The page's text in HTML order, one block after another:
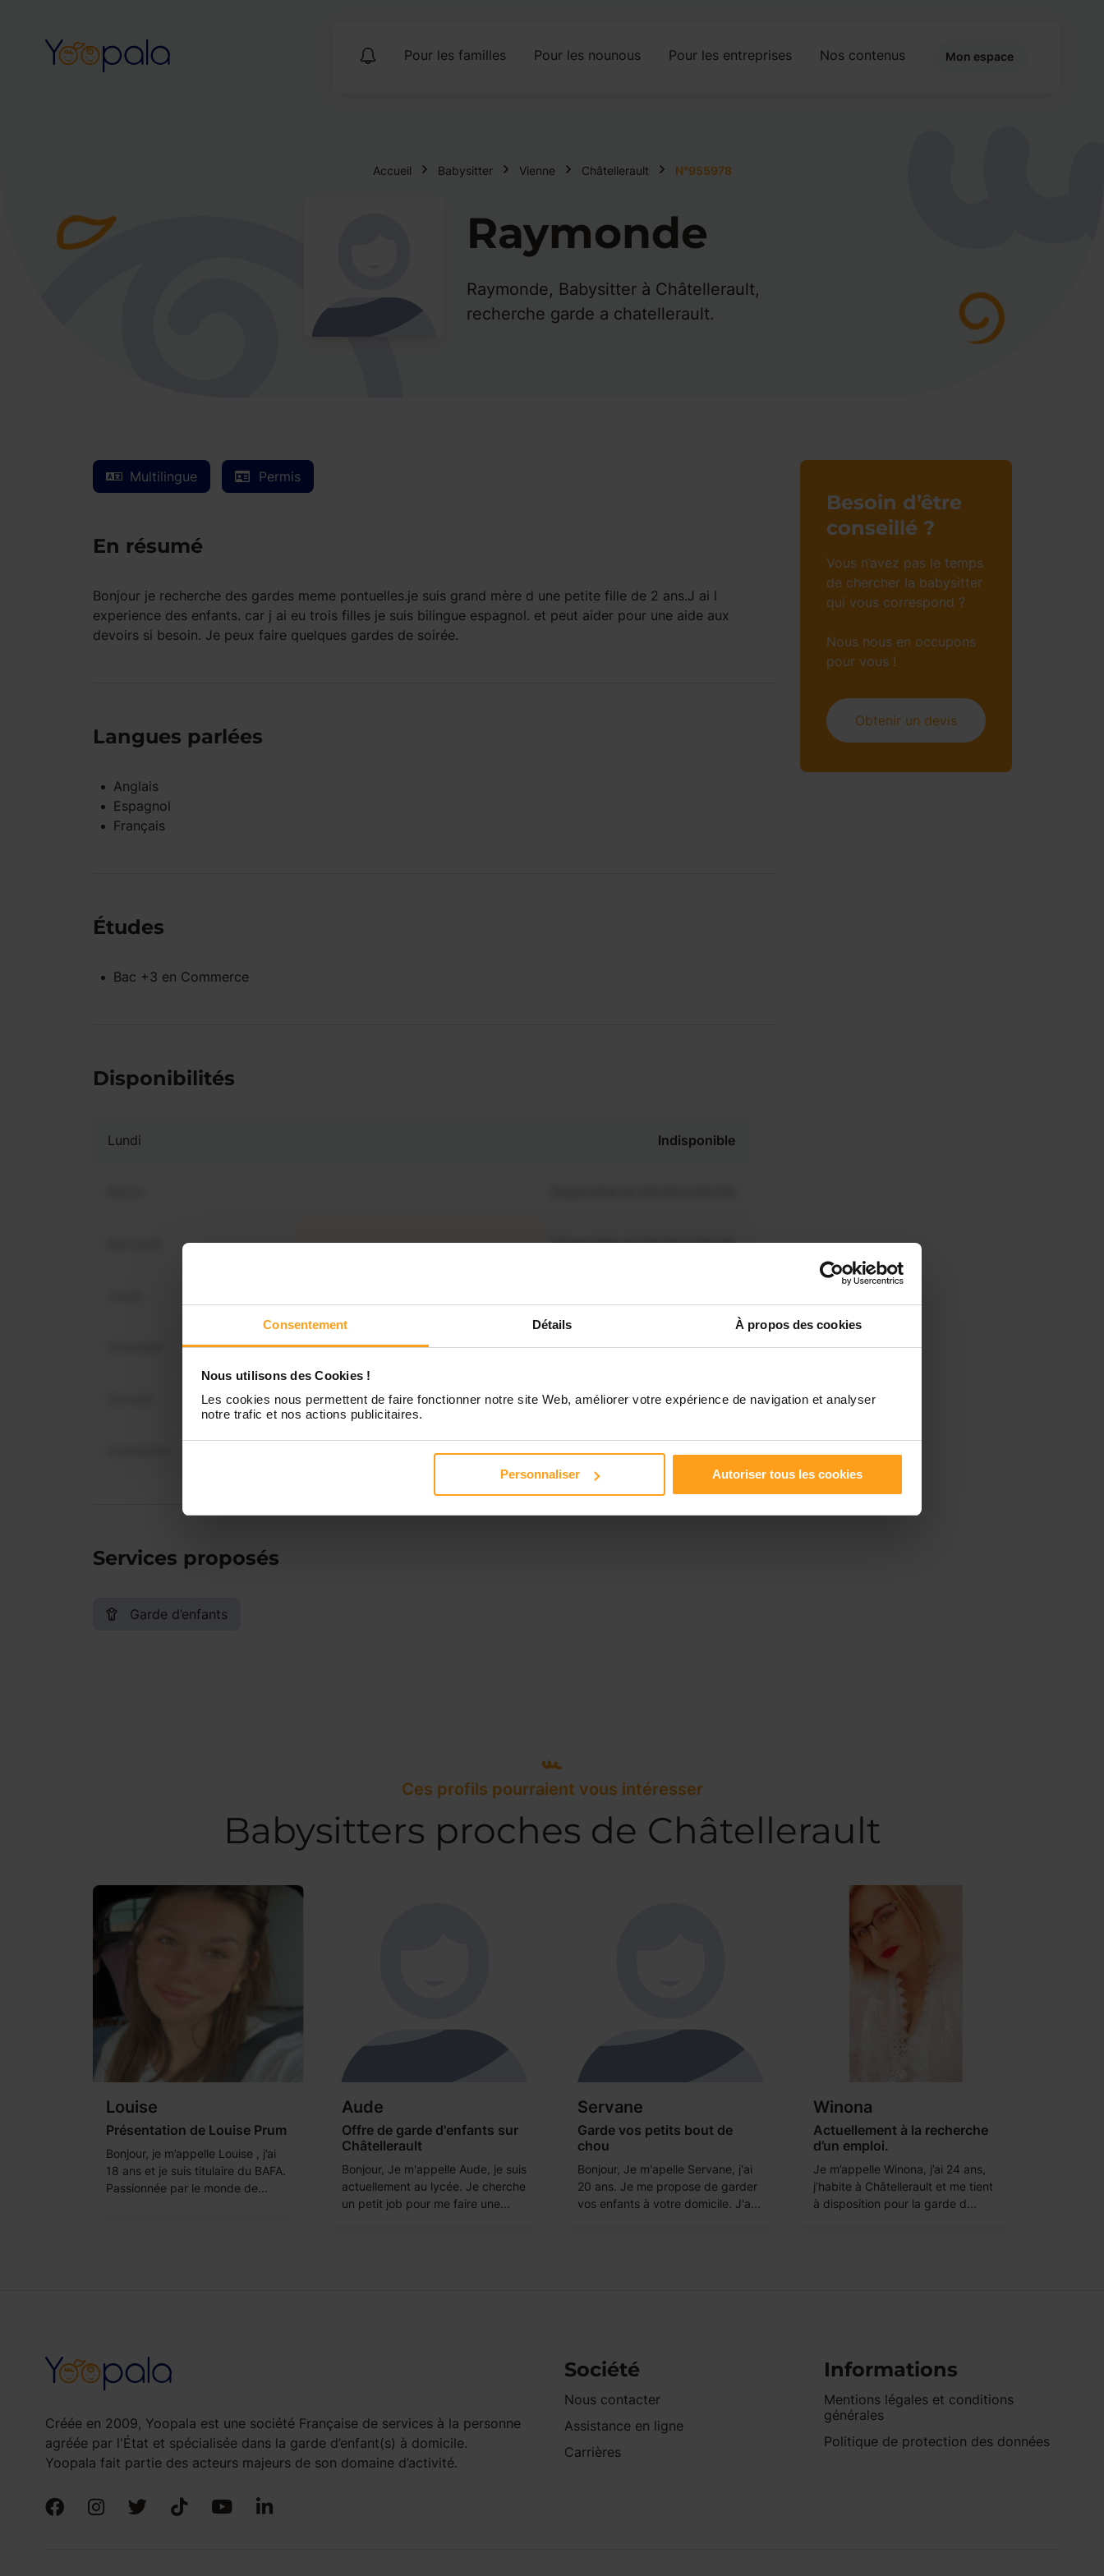
Consentement Détails À propos des cookies
Nous utilisons des Cookies !
Les cookies nous permettent de faire fonctionner notre site Web, améliorer votre expérience de navigation et analyser
notre trafic et nos actions publicitaires.
Personnaliser Autoriser tous les cookies
Pour les familles Pour les nounous Pour les entreprises Nos contenus Mon espace
Accueil Babysitter Vienne Châtellerault N°955978
Raymonde
Raymonde, Babysitter à Châtellerault,
recherche garde a chatellerault.
Multilingue Permis
En résumé
Bonjour je recherche des gardes meme pontuelles.je suis grand mère d une petite fille de 2 ans.J ai l
experience des enfants. car j ai eu trois filles je suis bilingue espagnol. et peut aider pour une aide aux
devoirs si besoin. Je peux faire quelques gardes de soirée.
Langues parlées
Anglais
Espagnol
Français
Études
Bac +3 en Commerce
Disponibilités
Lundi Indisponible
Disponible de 00:00 à 00:30
Disponible de 00:00 à 00:00
Disponible de 00:00 à 00:00
Disponible de 00:00 à 00:00
Services proposés
Garde d’enfants
Besoin d’être
conseillé ?
Vous n’avez pas le temps
de chercher la babysitter
qui vous correspond ?
Nous nous en occupons
pour vous !
Obtenir un devis
Ces profils pourraient vous intéresser
Babysitters proches de Châtellerault
Louise
Présentation de Louise Prum
Bonjour, je m’appelle Louise , j’ai
18 ans et je suis titulaire du BAFA.
Passionnée par le monde de...
Aude
Offre de garde d'enfants sur
Châtellerault
Bonjour, Je m'appelle Aude, je suis
actuellement au lycée. Je cherche
un petit job pour me faire une...
Servane
Garde vos petits bout de
chou
Bonjour, Je m'apelle Servane, j'ai
20 ans. Je me propose de garder
vos enfants à votre domicile. J'a...
Winona
Actuellement à la recherche
d’un emploi.
Je m’appelle Winona, j’ai 24 ans,
j’habite à Châtellerault et me tient
à disposition pour la garde d...
Créée en 2009, Yoopala est une société Française de services à la personne
agréée par l'État et spécialisée dans la garde d’enfant(s) à domicile.
Yoopala fait partie des acteurs majeurs de son domaine d’activité.
Société
Nous contacter
Assistance en ligne
Carrières
Informations
Mentions légales et conditions
générales
Politique de protection des données